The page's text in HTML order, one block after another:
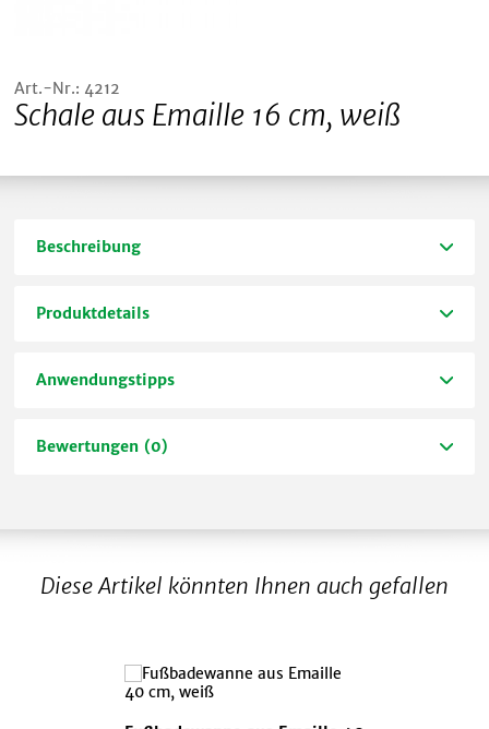
Art.-Nr.: 4212
Schale aus Emaille 16 cm, weiß
Beschreibung
Produktdetails
Anwendungstipps
Bewertungen (0)
Diese Artikel könnten Ihnen auch gefallen